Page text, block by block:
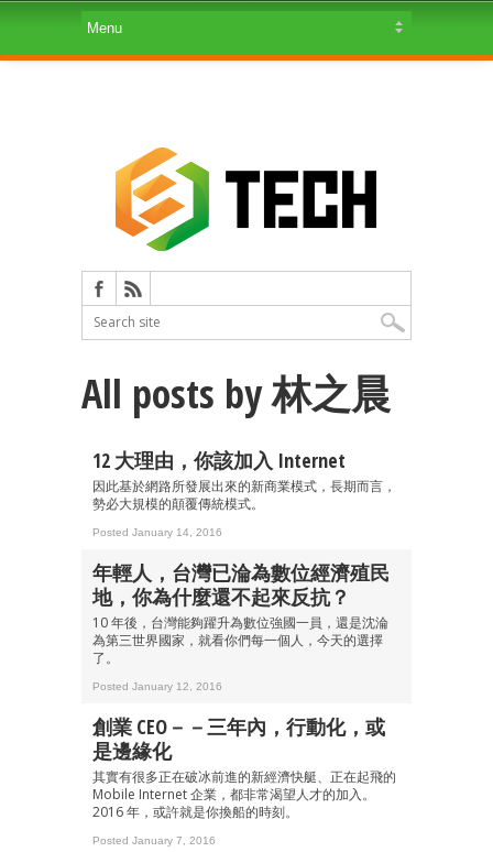
All posts by 林之晨
12 大理由，你該加入 Internet
因此基於網路所發展出來的新商業模式，長期而言，
勢必大規模的顛覆傳統模式。
Posted January 14, 2016
年輕人，台灣已淪為數位經濟殖民
地，你為什麼還不起來反抗？
10 年後，台灣能夠躍升為數位強國一員，還是沈淪
為第三世界國家，就看你們每一個人，今天的選擇
了。
Posted January 12, 2016
創業 CEO－－三年內，行動化，或
是邊緣化
其實有很多正在破冰前進的新經濟快艇、正在起飛的
Mobile Internet 企業，都非常渴望人才的加入。
2016 年，或許就是你換船的時刻。
Posted January 7, 2016